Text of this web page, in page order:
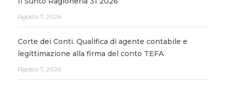
Agosto 7, 2026
Corte dei Conti. Qualifica di agente contabile e
legittimazione alla firma del conto TEFA
Agosto 7, 2026